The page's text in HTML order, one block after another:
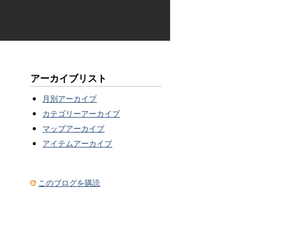
アーカイブリスト
月別アーカイブ
カテゴリーアーカイブ
マップアーカイブ
アイテムアーカイブ
このブログを購読